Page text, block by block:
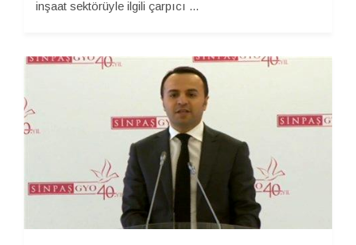
inşaat sektörüyle ilgili çarpıcı ...